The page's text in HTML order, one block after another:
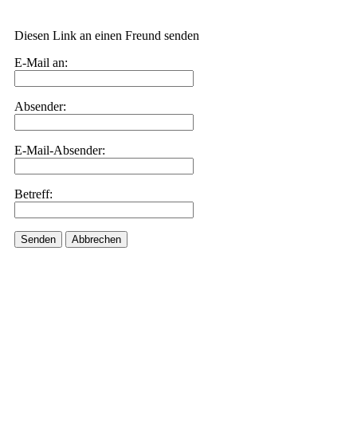
Diesen Link an einen Freund senden
E-Mail an:
Absender:
E-Mail-Absender:
Betreff:
Senden Abbrechen